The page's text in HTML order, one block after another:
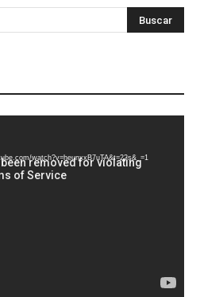
watch?v=heunxxB7uTA&t=22s&_=1